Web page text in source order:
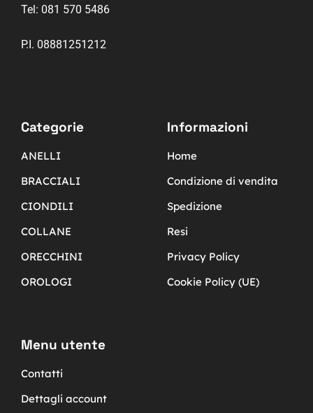
Tel: 081 570 5486
P.I. 08881251212
Categorie
ANELLI
BRACCIALI
CIONDILI
COLLANE
ORECCHINI
OROLOGI
Informazioni
Home
Condizione di vendita
Spedizione
Resi
Privacy Policy
Cookie Policy (UE)
Menu utente
Contatti
Dettagli account